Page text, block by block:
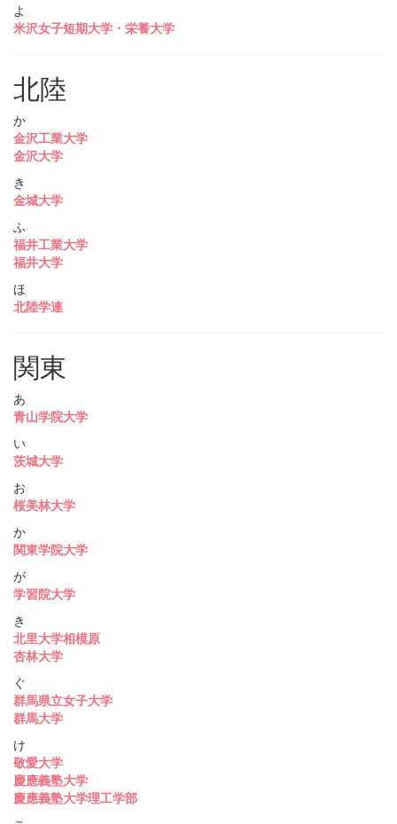
よ
米沢女子短期大学・栄養大学
北陸
か
金沢工業大学
金沢大学
き
金城大学
ふ
福井工業大学
福井大学
ほ
北陸学連
関東
あ
青山学院大学
い
茨城大学
お
桜美林大学
か
関東学院大学
が
学習院大学
き
北里大学相模原
杏林大学
ぐ
群馬県立女子大学
群馬大学
け
敬愛大学
慶應義塾大学
慶應義塾大学理工学部